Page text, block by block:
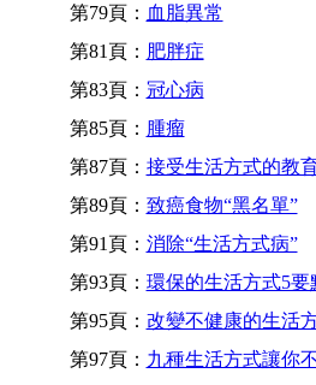
第79頁： 血脂異常
第81頁： 肥胖症
第83頁： 冠心病
第85頁： 腫瘤
第87頁： 接受生活方式的教
第89頁： 致癌食物“黑名單”
第91頁： 消除“生活方式病”
第93頁： 環保的生活方式5要
第95頁： 改變不健康的生活
第97頁： 九種生活方式讓你